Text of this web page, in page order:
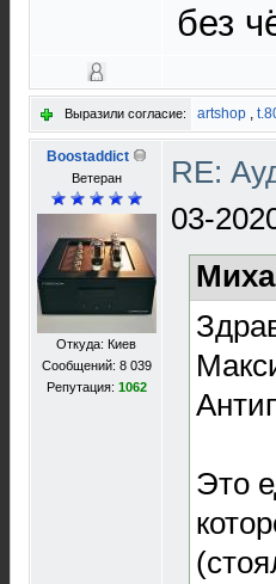
без
Выразили согласие: artshop ,
Boostaddict
Ветеран
Откуда: Киев
Сообщений: 8 039
Репутация: 1062
RE:
03-
Это